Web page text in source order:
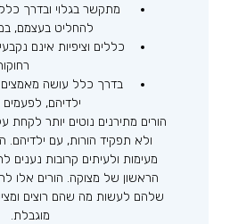
מתקשר בגלוי ובדרך
להחליט בעצמם,
כללים וציפיות אינם
בדרך כלל עושה
ילדיהם,
הורים מתירנים נוטים יותר לקחת
ולא תפקיד הורות, עם ילדיהם.
מעימות ולעיתים קרובות נענים
הראשון של מצוקה. הורים אלו
שלהם לעשות מה שהם רוצים
מוגבלת.